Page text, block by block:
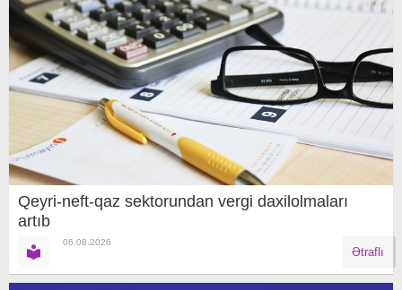
Qeyri-neft-qaz sektorundan vergi daxilolmaları
artıb
06.08.2026
Ətraflı